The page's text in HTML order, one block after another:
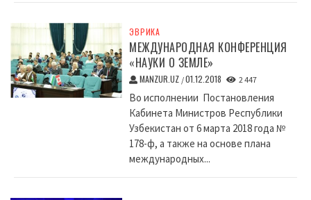
ЭВРИКА
МЕЖДУНАРОДНАЯ КОНФЕРЕНЦИЯ
«НАУКИ О ЗЕМЛЕ»
MANZUR.UZ /01.12.2018 2 447
Во исполнении Постановления
Кабинета Министров Республики
Узбекистан от 6 марта 2018 года №
178-ф, а также на основе плана
международных...